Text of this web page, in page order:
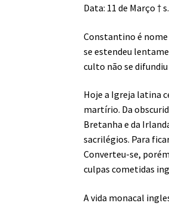
Data: 11 de Março †
Constantino é
se estendeu
culto não se difundiu
Hoje a Igreja latina
martírio. Da
Bretanha e da
sacrilégios. Para
Converteu-se,
culpas cometidas
A vida monacal